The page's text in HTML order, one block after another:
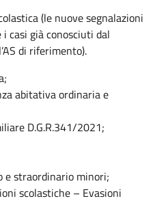
(le nuove segnalazioni
i casi già conosciuti dal
di riferimento).
abitativa ordinaria e
D.G.R.341/2021;
e straordinario minori;
scolastiche – Evasioni